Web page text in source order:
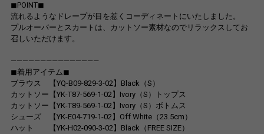
◼︎POINT◼︎
流れるようなドレープが目を惹くコーディネートにいたしました。
プルオーバーとスカートは、カットソー素材なのでリラックスしてお
召しいただけます。
———————————————
◼︎着用アイテム◼︎
ブラウス 【YQ-B09-829-3-02】Black（S）
カットソー【YK-T87-569-1-02】Ivory（S）トップス
カットソー【YK-T89-569-1-02】Ivory（S）ボトムス
シューズ 【YK-E04-719-1-02】Off White（23.5cm）
ハット 【YK-H02-090-3-02】Black（FREE SIZE）